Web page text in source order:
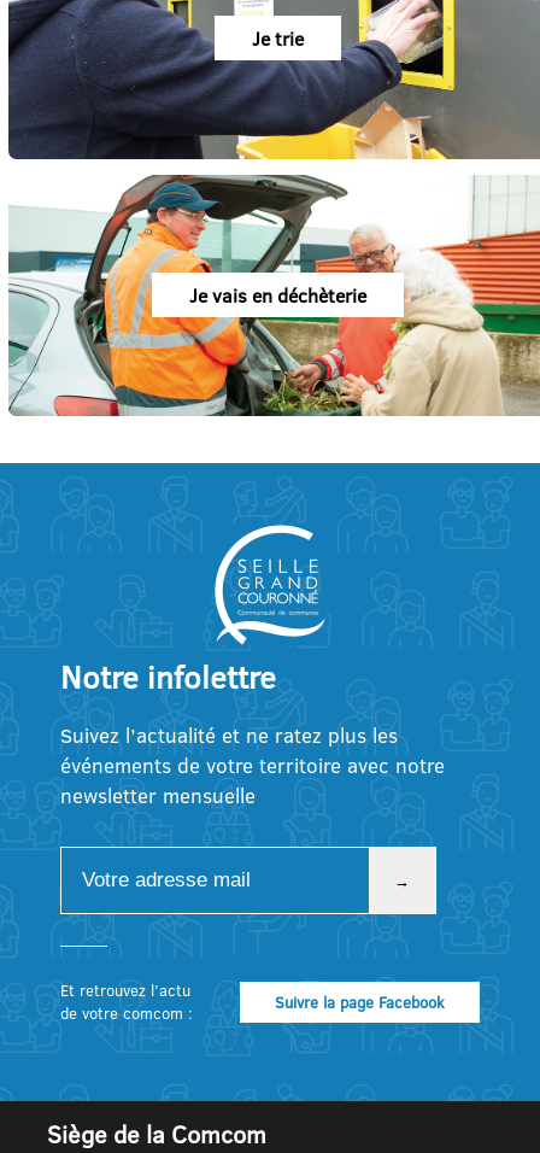
Je trie
Je vais en déchèterie
Notre infolettre
Suivez l’actualité et ne ratez plus les
événements de votre territoire avec notre
newsletter mensuelle
Et retrouvez l’actu
de votre comcom :
Suivre la page Facebook
Siège de la Comcom